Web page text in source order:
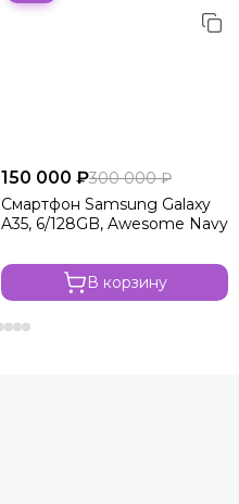
150 000 ₽300 000 ₽
Смартфон Samsung Galaxy
A35, 6/128GB, Awesome Navy
В корзину